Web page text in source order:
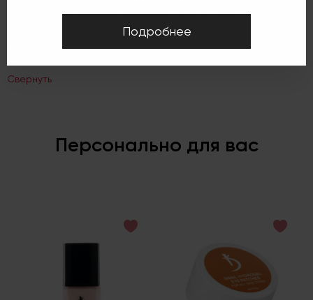
окончанию процедуры. Абразивность в 240 грит подходит для
финальной шлифовки кожи стоп в завершении ритуала
Свернуть
Персонально для вас
Подробнее